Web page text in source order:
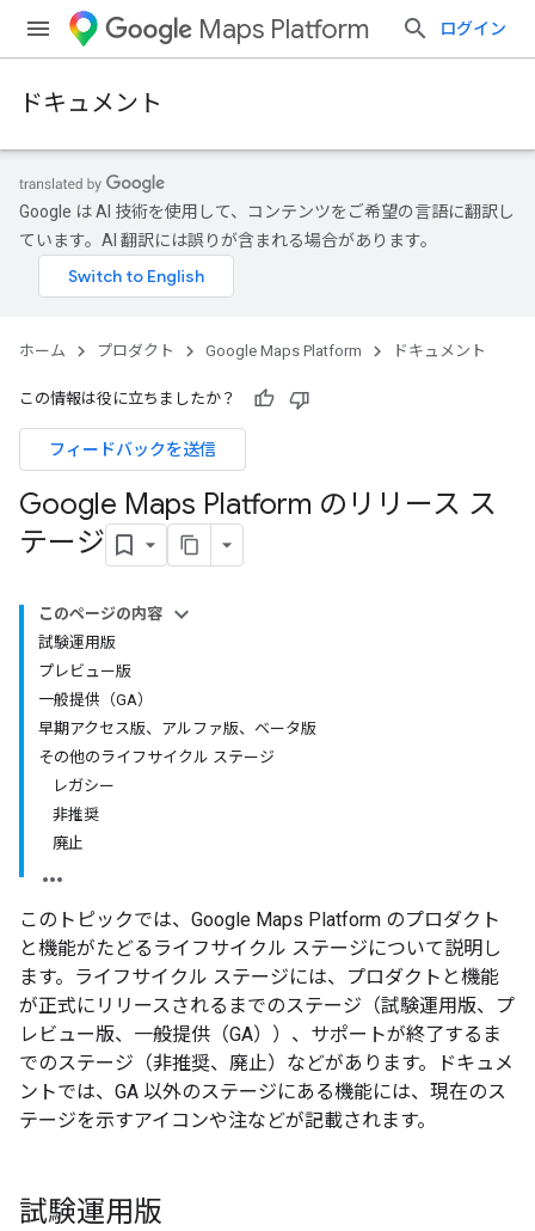
Maps Platform ログイン
ドキュメント
Google は AI 技術を使用して、コンテンツをご希望の言語に翻訳し
ています。AI 翻訳には誤りが含まれる場合があります。
ホーム プロダクト Google Maps Platform ドキュメント
この情報は役に立ちましたか？
フィードバックを送信
Google Maps Platform のリリース ス
テージ
このページの内容
試験運用版
プレビュー版
一般提供（GA）
早期アクセス版、アルファ版、ベータ版
その他のライフサイクル ステージ
レガシー
非推奨
廃止
このトピックでは、Google Maps Platform のプロダクト
と機能がたどるライフサイクル ステージについて説明し
ます。ライフサイクル ステージには、プロダクトと機能
が正式にリリースされるまでのステージ（試験運用版、プ
レビュー版、一般提供（GA））、サポートが終了するま
でのステージ（非推奨、廃止）などがあります。ドキュメ
ントでは、GA 以外のステージにある機能には、現在のス
テージを示すアイコンや注などが記載されます。
試験運用版